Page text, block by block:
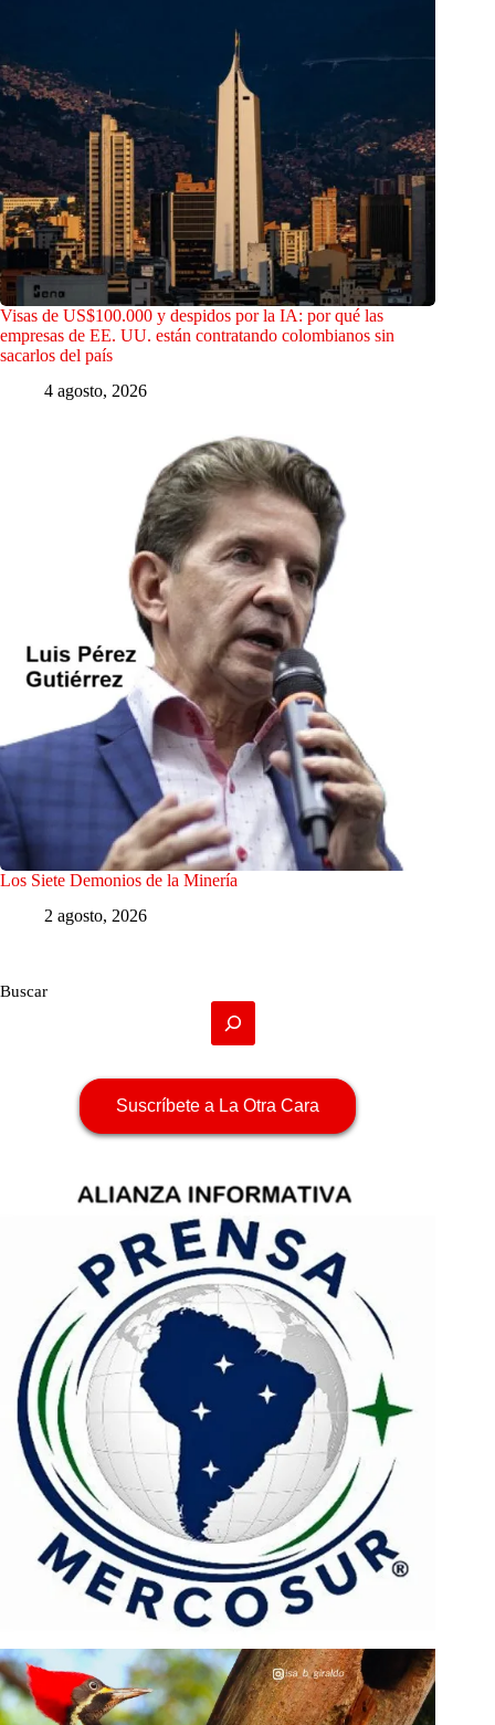
Visas de US$100.000 y despidos por la IA: por qué las
empresas de EE. UU. están contratando colombianos sin
sacarlos del país
4 agosto, 2026
Los Siete Demonios de la Minería
2 agosto, 2026
Buscar
Suscríbete a La Otra Cara